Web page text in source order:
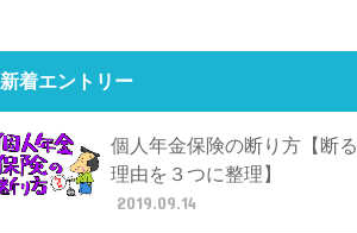
新着エントリー
個人年金保険の断り方【断る
理由を３つに整理】
2019.09.14